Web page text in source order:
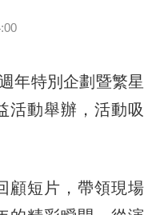
特別企劃暨繁星
活動舉辦，活動吸
短片，帶領現場